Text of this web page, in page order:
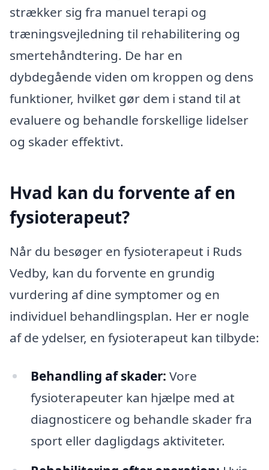
strækker sig fra manuel terapi og
træningsvejledning til rehabilitering og
smertehåndtering. De har en
dybdegående viden om kroppen og dens
funktioner, hvilket gør dem i stand til at
evaluere og behandle forskellige lidelser
og skader effektivt.
Hvad kan du forvente af en
fysioterapeut?
Når du besøger en fysioterapeut i Ruds
Vedby, kan du forvente en grundig
vurdering af dine symptomer og en
individuel behandlingsplan. Her er nogle
af de ydelser, en fysioterapeut kan tilbyde:
Behandling af skader: Vore
fysioterapeuter kan hjælpe med at
diagnosticere og behandle skader fra
sport eller dagligdags aktiviteter.